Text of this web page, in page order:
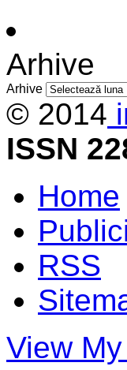
Arhive
Arhive
© 2014
ISSN
Home
RSS
View